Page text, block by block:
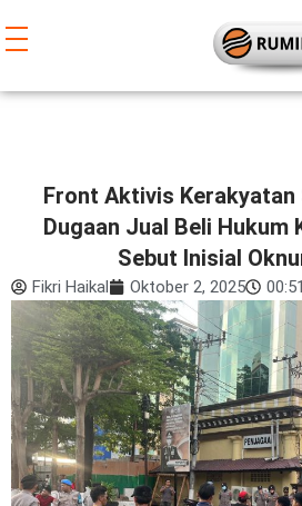
ke
Front Aktivis Kerakyatan
Dugaan Jual Beli Hukum
Sebut Inisial
Fikri Haikal Oktober 2, 2025 00:51